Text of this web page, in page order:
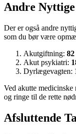
Andre
Der er også andre
som du bør være
Akutgiftning: 82
Akut psykiatri:
Dyrlægevagten:
Ved akutte
og ringe til de rette
Afsluttende